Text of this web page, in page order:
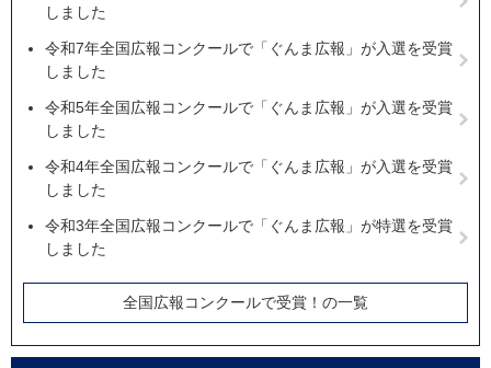
しました
令和7年全国広報コンクールで「ぐんま広報」が入選を受賞
しました
令和5年全国広報コンクールで「ぐんま広報」が入選を受賞
しました
令和4年全国広報コンクールで「ぐんま広報」が入選を受賞
しました
令和3年全国広報コンクールで「ぐんま広報」が特選を受賞
しました
全国広報コンクールで受賞！の一覧